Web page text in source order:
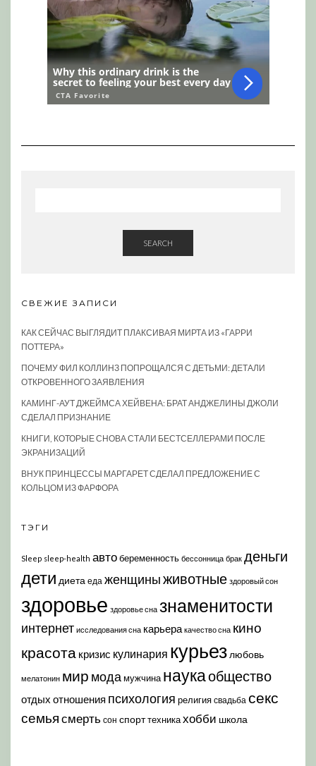
SEARCH
СВЕЖИЕ ЗАПИСИ
КАК СЕЙЧАС ВЫГЛЯДИТ ПЛАКСИВАЯ МИРТА ИЗ «ГАРРИ
ПОТТЕРА»
ПОЧЕМУ ФИЛ КОЛЛИНЗ ПОПРОЩАЛСЯ С ДЕТЬМИ: ДЕТАЛИ
ОТКРОВЕННОГО ЗАЯВЛЕНИЯ
КАМИНГ-АУТ ДЖЕЙМСА ХЕЙВЕНА: БРАТ АНДЖЕЛИНЫ ДЖОЛИ
СДЕЛАЛ ПРИЗНАНИЕ
КНИГИ, КОТОРЫЕ СНОВА СТАЛИ БЕСТСЕЛЛЕРАМИ ПОСЛЕ
ЭКРАНИЗАЦИЙ
ВНУК ПРИНЦЕССЫ МАРГАРЕТ СДЕЛАЛ ПРЕДЛОЖЕНИЕ С
КОЛЬЦОМ ИЗ ФАРФОРА
ТЭГИ
Sleep sleep-health автобеременность бессонница брак деньги
дети диета еда женщиныживотные здоровый сон
здоровье здоровье сна знаменитости
интернет исследования сна карьера качество сна кино
красота кризис кулинария курьез любовь
мелатонин мир модамужчина наукаобщество
отдых отношения психология религия свадьба секс
семья смерть сон спорттехникахобби школа